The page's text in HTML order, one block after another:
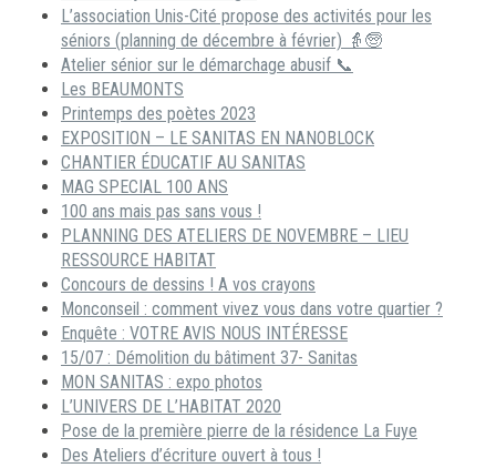
L’association Unis-Cité propose des activités pour les
séniors (planning de décembre à février) 👵🧓
Atelier sénior sur le démarchage abusif 📞
Les BEAUMONTS
Printemps des poètes 2023
EXPOSITION – LE SANITAS EN NANOBLOCK
CHANTIER ÉDUCATIF AU SANITAS
MAG SPECIAL 100 ANS
100 ans mais pas sans vous !
PLANNING DES ATELIERS DE NOVEMBRE – LIEU
RESSOURCE HABITAT
Concours de dessins ! A vos crayons
Monconseil : comment vivez vous dans votre quartier ?
Enquête : VOTRE AVIS NOUS INTÉRESSE
15/07 : Démolition du bâtiment 37- Sanitas
MON SANITAS : expo photos
L’UNIVERS DE L’HABITAT 2020
Pose de la première pierre de la résidence La Fuye
Des Ateliers d’écriture ouvert à tous !